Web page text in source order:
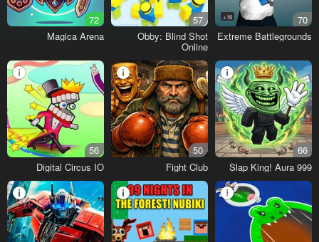
70
16+
Extreme Battlegrounds
57
Obby: Blind Shot
Online
72
Magica Arena
66
Slap King! Aura 999
50
Fight Club
56
Digital Circus IO